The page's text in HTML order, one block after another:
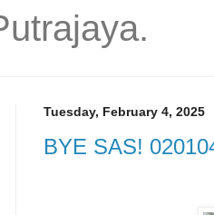
Tuesday, February 4, 2025
BYE SAS!